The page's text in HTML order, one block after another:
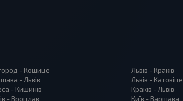
- Кошице
- Львів
- Кишинів
- Вроцлав
Львів - Краків
Львів - Катовіце
Краків - Львів
Київ - Варшава